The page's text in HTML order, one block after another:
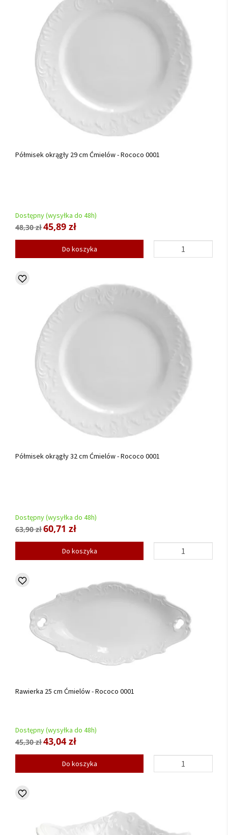
Półmisek okrągły 29 cm Ćmielów - Rococo 0001
Dostępny (wysyłka do 48h)
48,30 zł45,89 zł
Do koszyka
Półmisek okrągły 32 cm Ćmielów - Rococo 0001
Dostępny (wysyłka do 48h)
63,90 zł60,71 zł
Do koszyka
Rawierka 25 cm Ćmielów - Rococo 0001
Dostępny (wysyłka do 48h)
45,30 zł43,04 zł
Do koszyka